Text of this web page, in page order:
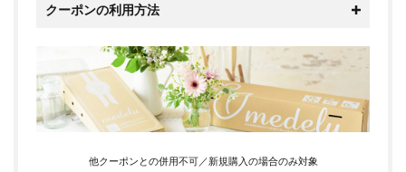
クーポンの利用方法
他クーポンとの併用不可／新規購入の場合のみ対象